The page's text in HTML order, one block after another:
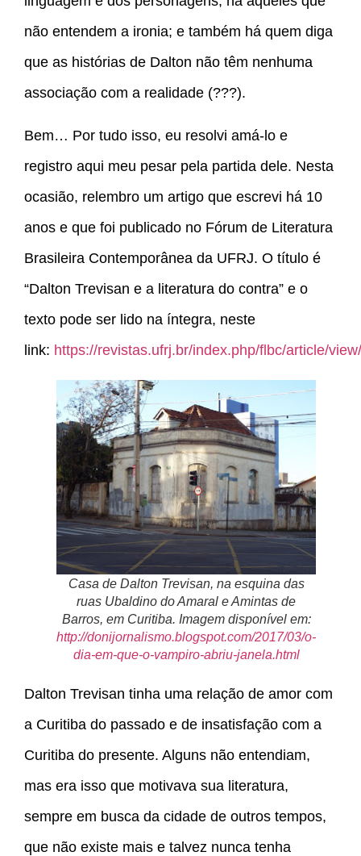
não entendem a ironia; e também há quem diga
que as histórias de Dalton não têm nenhuma
associação com a realidade (???).
Bem… Por tudo isso, eu resolvi amá-lo e
registro aqui meu pesar pela partida dele. Nesta
ocasião, relembro um artigo que escrevi há 10
anos e que foi publicado no Fórum de Literatura
Brasileira Contemporânea da UFRJ. O título é
“Dalton Trevisan e a literatura do contra” e o
texto pode ser lido na íntegra, neste
link: https://revistas.ufrj.br/index.php/flbc/article/
Casa de Dalton Trevisan, na esquina das
ruas Ubaldino do Amaral e Amintas de
Barros, em Curitiba. Imagem disponível em:
http://donijornalismo.blogspot.com/2017/03/o-
dia-em-que-o-vampiro-abriu-janela.html
Dalton Trevisan tinha uma relação de amor com
a Curitiba do passado e de insatisfação com a
Curitiba do presente. Alguns não entendiam,
mas era isso que motivava sua literatura,
sempre em busca da cidade de outros tempos,
que não existe mais e talvez nunca tenha